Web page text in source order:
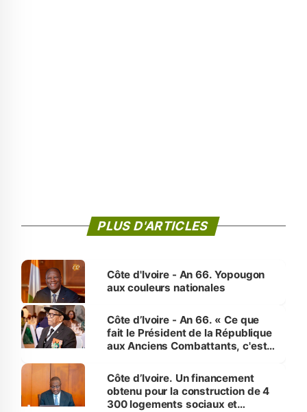
PLUS D'ARTICLES
Côte d'Ivoire - An 66. Yopougon
aux couleurs nationales
Côte d’Ivoire - An 66. « Ce que
fait le Président de la République
aux Anciens Combattants, c'est
Côte d’Ivoire. Un financement
obtenu pour la construction de 4
300 logements sociaux et